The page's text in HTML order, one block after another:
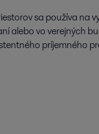
sa používa na
alebo vo verejných
príjemného